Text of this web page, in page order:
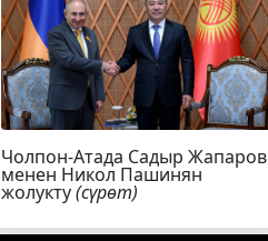
Чолпон-Атада Садыр Жапаров
менен Никол Пашинян
жолукту(сүрөт)